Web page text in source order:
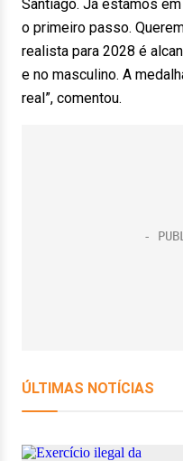
Santiago. Já estamos
o primeiro passo.
realista para 2028 é
e no masculino. A
real”, comentou.